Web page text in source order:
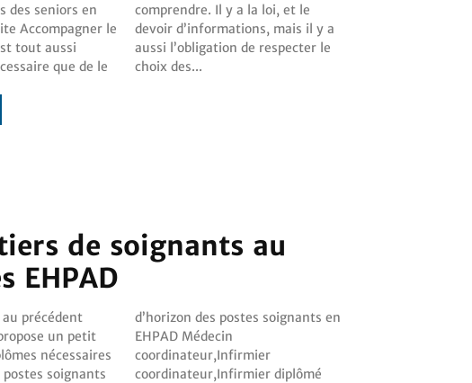
des seniors en
le
tout aussi
que de le
a la loi, et le
y a
respecter le
choix des...
de soignants au
EHPAD
précédent
un petit
nécessaires
soignants
soignants en
diplômé